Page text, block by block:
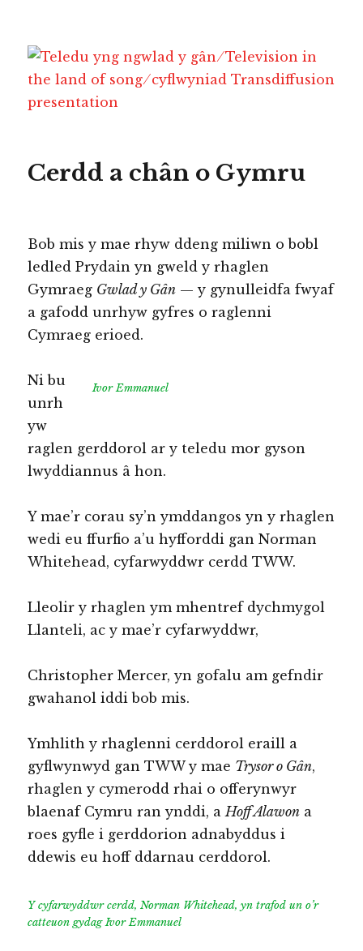
Teledu yng ngwlad y gân ⁄
Television in the land of song ⁄
cyflwyniad Transdiffusion
presentation
Cerdd a chân o Gymru
Bob mis y mae rhyw ddeng miliwn o bobl
ledled Prydain yn gweld y rhaglen
Gymraeg Gwlad y Gân — y gynulleidfa fwyaf
a gafodd unrhyw gyfres o raglenni
Cymraeg erioed.
Ivor Emmanuel
Ni bu
unrh
yw
raglen gerddorol ar y teledu mor gyson
lwyddiannus â hon.
Y mae’r corau sy’n ymddangos yn y rhaglen
wedi eu ffurfio a’u hyfforddi gan Norman
Whitehead, cyfarwyddwr cerdd TWW.
Lleolir y rhaglen ym mhentref dychmygol
Llanteli, ac y mae’r cyfarwyddwr,
Christopher Mercer, yn gofalu am gefndir
gwahanol iddi bob mis.
Ymhlith y rhaglenni cerddorol eraill a
gyflwynwyd gan TWW y mae Trysor o Gân,
rhaglen y cymerodd rhai o offerynwyr
blaenaf Cymru ran ynddi, aHoff Alawon a
roes gyfle i gerddorion adnabyddus i
ddewis eu hoff ddarnau cerddorol.
Y cyfarwyddwr cerdd, Norman Whitehead, yn trafod un o’r
catteuon gydag Ivor Emmanuel